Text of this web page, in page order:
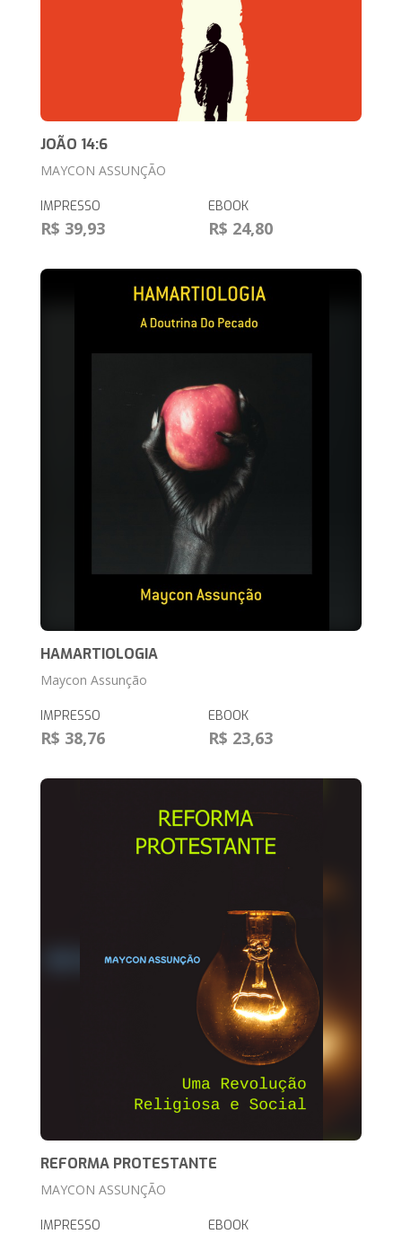
JOÃO 14:6
MAYCON ASSUNÇÃO
IMPRESSO
R$ 39,93
EBOOK
R$ 24,80
HAMARTIOLOGIA
Maycon Assunção
IMPRESSO
R$ 38,76
EBOOK
R$ 23,63
REFORMA PROTESTANTE
MAYCON ASSUNÇÃO
IMPRESSO EBOOK